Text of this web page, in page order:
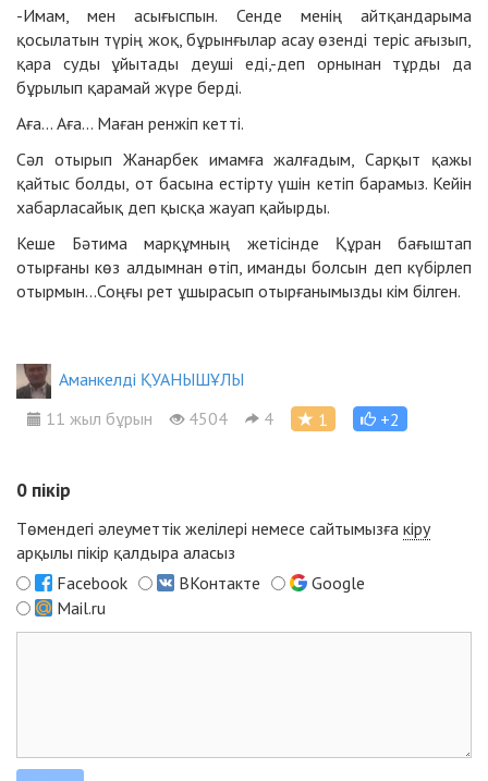
-Имам, мен асығыспын. Сенде менің айтқандарыма
қосылатын түрің жоқ, бұрынғылар асау өзенді теріс ағызып,
қара суды ұйытады деуші еді,-деп орнынан тұрды да
бұрылып қарамай жүре берді.
Аға... Аға... Маған ренжіп кетті.
Сәл отырып Жанарбек имамға жалғадым, Сарқыт қажы
қайтыс болды, от басына естірту үшін кетіп барамыз. Кейін
xабарласайық деп қысқа жауап қайырды.
Кеше Бәтима марқұмның жетісінде Құран бағыштап
отырғаны көз алдымнан өтіп, иманды болсын деп күбірлеп
отырмын...Соңғы рет ұшырасып отырғанымызды кім білген.
Аманкелді ҚУАНЫШҰЛЫ
11 жыл бұрын
4504 4 1 +2
0 пікір
Төмендегі әлеуметтік желілері немесе сайтымызға кіру
арқылы пікір қалдыра аласыз
Facebook
ВКонтакте
Google
Mail.ru